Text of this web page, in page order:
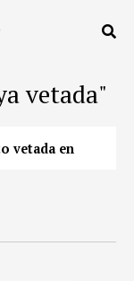
vetada"
vetada en